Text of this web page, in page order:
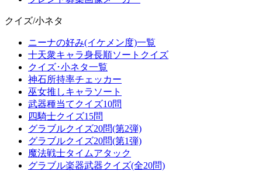
クイズ/小ネタ
ニーナの好み(イケメン度)一覧
十天衆キャラ身長順ソートクイズ
クイズ･小ネタ一覧
神石所持率チェッカー
巫女推しキャラソート
武器種当てクイズ10問
四騎士クイズ15問
グラブルクイズ20問(第2弾)
グラブルクイズ20問(第1弾)
魔法戦士タイムアタック
グラブル楽器武器クイズ(全20問)